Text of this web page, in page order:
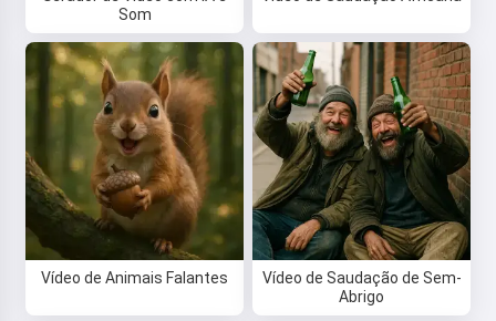
Som
Vídeo de Animais Falantes
Vídeo de Saudação de Sem-
Abrigo